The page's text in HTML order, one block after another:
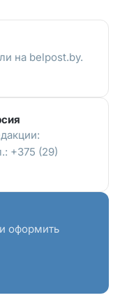
на belpost.by.
+375 (29)
оформить